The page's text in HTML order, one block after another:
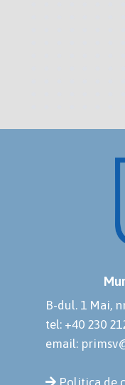
B-dul. 1 Mai,
tel: +40 230
email:
Politica de